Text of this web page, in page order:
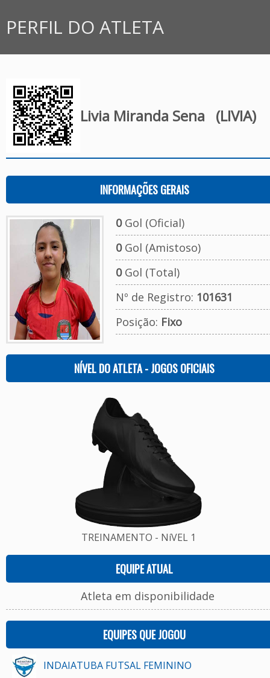
PERFIL DO ATLETA
Livia Miranda Sena (LIVIA)
INFORMAÇÕES GERAIS
0Gol (Oficial)
0Gol (Amistoso)
0Gol (Total)
Nº de Registro: 101631
Posição: Fixo
NÍVEL DO ATLETA - JOGOS OFICIAIS
TREINAMENTO - NíVEL 1
EQUIPE ATUAL
Atleta em disponibilidade
EQUIPES QUE JOGOU
INDAIATUBA FUTSAL FEMININO